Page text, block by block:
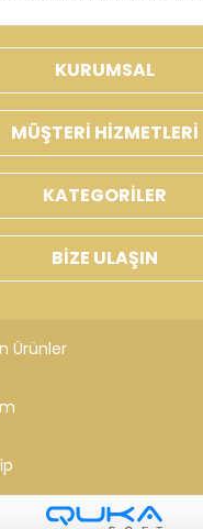
KURUMSAL
MÜŞTERİ HİZMETLERİ
KATEGORİLER
BİZE ULAŞIN
Ürünler